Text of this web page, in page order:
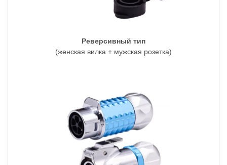
Реверсивный тип
(женская вилка + мужская розетка)